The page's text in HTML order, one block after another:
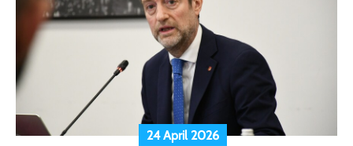
24 April 2026